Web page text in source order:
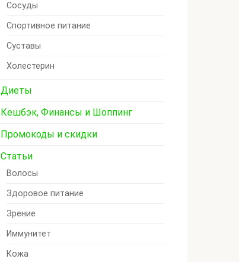
Сосуды
Спортивное питание
Суставы
Холестерин
Диеты
Кешбэк, Финансы и Шоппинг
Промокоды и скидки
Статьи
Волосы
Здоровое питание
Зрение
Иммунитет
Кожа